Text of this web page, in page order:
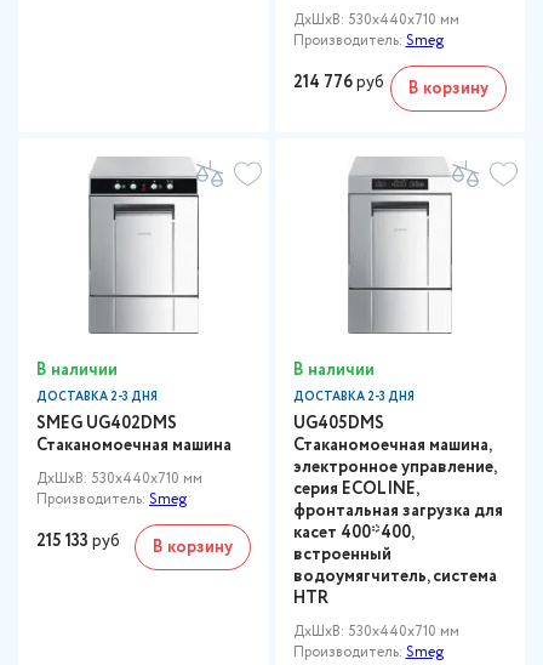
ДxШxВ: 530x440x710 мм
Производитель: Smeg
214 776руб В корзину
В наличии
ДОСТАВКА 2-3 ДНЯ
SMEG UG402DMS
Стаканомоечная машина
ДxШxВ: 530x440x710 мм
Производитель: Smeg
215 133 руб В корзину
В наличии
ДОСТАВКА 2-3 ДНЯ
UG405DMS
Стаканомоечная машина,
электронное управление,
серия ECOLINE,
фронтальная загрузка для
касет 400*400,
встроенный
водоумягчитель, система
HTR
ДxШxВ: 530x440x710 мм
Производитель: Smeg